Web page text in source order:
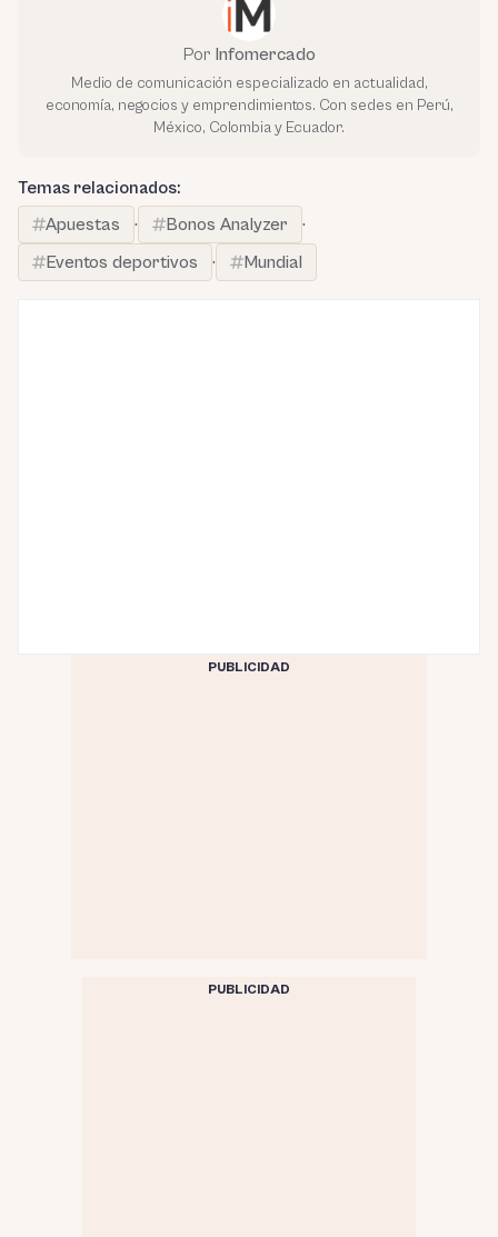
Por Infomercado
Medio de comunicación especializado en actualidad,
economía, negocios y emprendimientos. Con sedes en Perú,
México, Colombia y Ecuador.
Temas relacionados:
Apuestas
· Bonos Analyzer
·
Eventos deportivos
· Mundial
PUBLICIDAD
PUBLICIDAD